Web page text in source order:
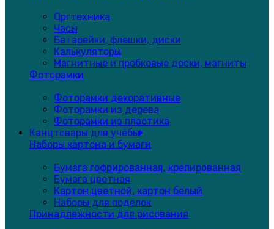
Оргтехника
Часы
Батарейки, флешки, диски
Калькуляторы
Магнитные и пробковые доски, магниты
Фоторамки
Фоторамки декоративные
Фоторамки из дерева
Фоторамки из пластика
Канцтовары для учёбы
Наборы картона и бумаги
Бумага гофрированная, крепированная
Бумага цветная
Картон цветной, картон белый
Наборы для поделок
Принадлежности для рисования